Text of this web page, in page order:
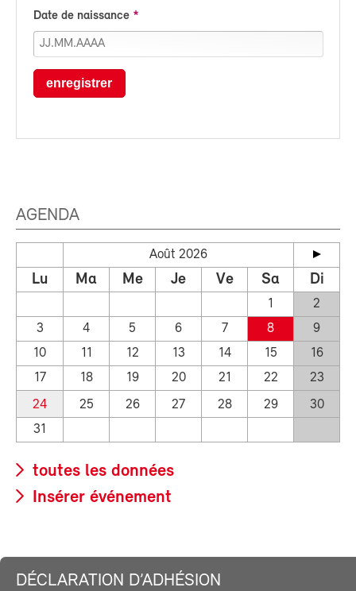
Date de naissance
enregistrer
AGENDA
Août 2026
Lu Ma Me Je Ve Sa Di
1
2
3
4 5 6 7 8
9
10
11 12 13 14 15
16
17
18 19 20 21 22
23
24
25 26 27 28 29
30
31
toutes les données
Insérer événement
DÉCLARATION D’ADHÉSION